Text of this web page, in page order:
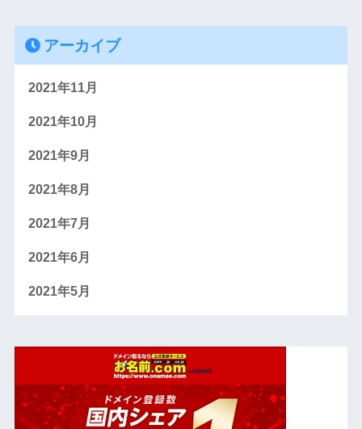
アーカイブ
2021年11月
2021年10月
2021年9月
2021年8月
2021年7月
2021年6月
2021年5月